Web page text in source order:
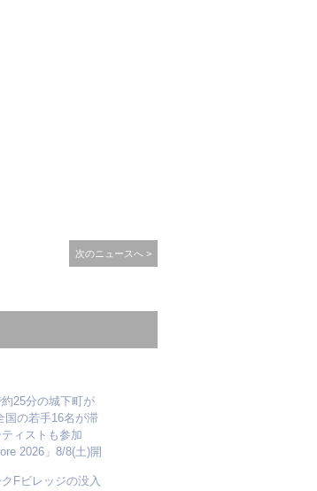
次のニュースへ >
25分の城下町が
国の若手16名が滞
ィストも参加
2026」8/8(土)開
Fビレッジの没入